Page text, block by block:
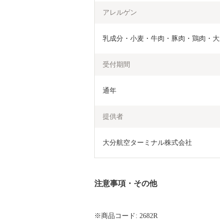
アレルゲン
乳成分・小麦・牛肉・豚肉・鶏肉・
受付期間
通年
提供者
大分航空ターミナル株式会社
注意事項・その他
※商品コード: 2682R